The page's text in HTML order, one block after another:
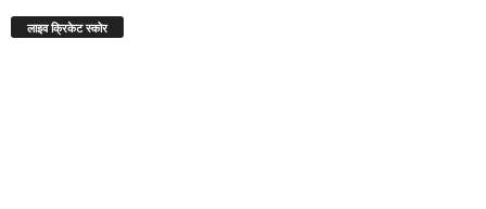
लाइव क्रिकेट स्कोर